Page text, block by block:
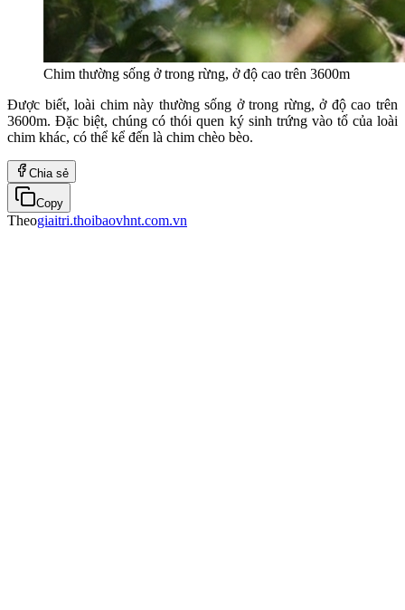
Chim thường sống ở trong rừng, ở độ cao trên 3600m
Được biết, loài chim này thường sống ở trong rừng, ở độ cao trên
3600m. Đặc biệt, chúng có thói quen ký sinh trứng vào tổ của loài
chim khác, có thể kể đến là chim chèo bèo.
Chia sẻ
Copy
Theogiaitri.thoibaovhnt.com.vn